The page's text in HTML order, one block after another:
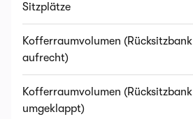
Sitzplätze
Kofferraumvolumen (Rücksitzbank
aufrecht)
Kofferraumvolumen (Rücksitzbank
umgeklappt)